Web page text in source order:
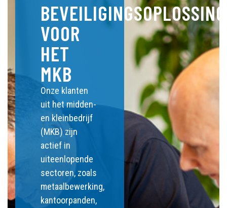
VOOR
HET
MKB
Onze klanten
uit het midden-
en kleinbedrijf
(MKB) zijn
actief in
uiteenlopende
sectoren, zoals
metaalbewerking,
kantoorpanden,